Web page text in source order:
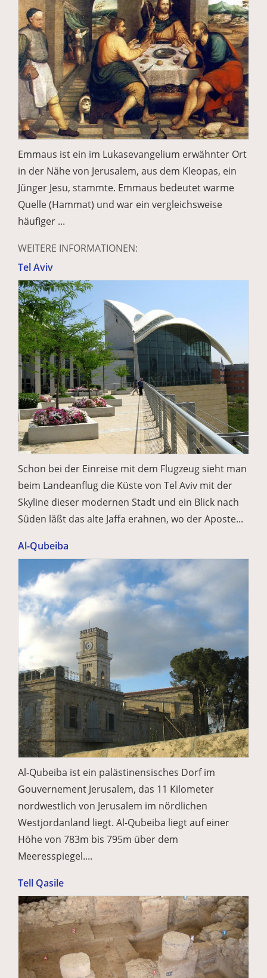
Emmaus ist ein im Lukasevangelium erwähnter Ort
in der Nähe von Jerusalem, aus dem Kleopas, ein
Jünger Jesu, stammte. Emmaus bedeutet warme
Quelle (Hammat) und war ein vergleichsweise
häufiger ...
WEITERE INFORMATIONEN:
Tel Aviv
Schon bei der Einreise mit dem Flugzeug sieht man
beim Landeanflug die Küste von Tel Aviv mit der
Skyline dieser modernen Stadt und ein Blick nach
Süden läßt das alte Jaffa erahnen, wo der Aposte...
Al-Qubeiba
Al-Qubeiba ist ein palästinensisches Dorf im
Gouvernement Jerusalem, das 11 Kilometer
nordwestlich von Jerusalem im nördlichen
Westjordanland liegt. Al-Qubeiba liegt auf einer
Höhe von 783m bis 795m über dem
Meeresspiegel....
Tell Qasile